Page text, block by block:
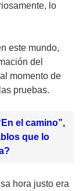
lo
este mundo,
del
momento de
pruebas.
el camino”,
que lo
hora justo era